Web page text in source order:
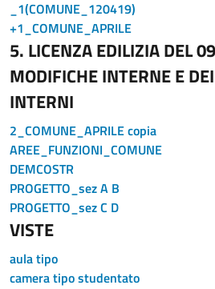
_1(COMUNE_120419)
+1_COMUNE_APRILE
5. LICENZA EDILIZIA DEL
MODIFICHE INTERNE E
INTERNI
2_COMUNE_APRILE copia
AREE_FUNZIONI_COMUNE
DEMCOSTR
PROGETTO_sez A B
PROGETTO_sez C D
VISTE
aula tipo
camera tipo studentato